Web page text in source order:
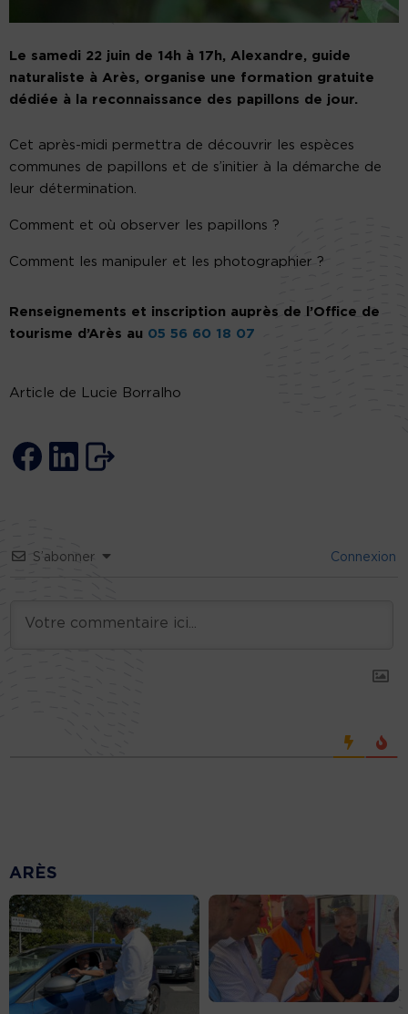
Le samedi 22 juin de 14h à 17h, Alexandre, guide
naturaliste à Arès, organise une formation gratuite
dédiée à la reconnaissance des papillons de jour.
Cet après-midi permettra de découvrir les espèces
communes de papillons et de s’initier à la démarche de
leur détermination.
Comment et où observer les papillons ?
Comment les manipuler et les photographier ?
Renseignements et inscription auprès de l’Office de
tourisme d’Arès au 05 56 60 18 07
Article de Lucie Borralho
S’abonner Connexion
ARÈS